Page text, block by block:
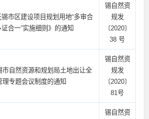
市区建设项目规划用地“多审合
合一”实施细则》的通知
锡自然资
规发
〔2020〕
38 号
市自然资源和规划局土地出让全
理专题会议制度的通知
锡自然资
规发
〔2020〕
81号
锡自然资